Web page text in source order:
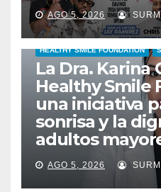
AGO 5, 2026
HEALTHY SMILE FOUNDATION
La Dra. Karina
Healthy Smile
una iniciativa
sonrisa y la
adultos
AGO 5, 2026